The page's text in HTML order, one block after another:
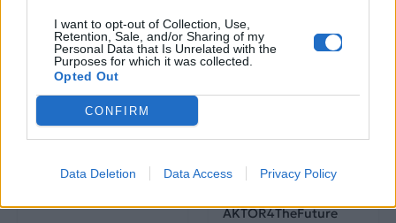
I want to opt-out of Collection, Use,
Retention, Sale, and/or Sharing of my
Personal Data that Is Unrelated with the
Purposes for which it was collected.
Opted Out
CONFIRM
Data Deletion Data Access Privacy Policy
κολυμπήσεις στην
Αττική: Οι 29
νέους επιστήμονες με
το πρόγραμμα
AKTOR4TheFuture